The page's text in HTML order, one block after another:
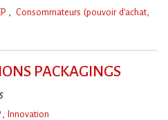
Consommateurs (pouvoir d’achat,
PACKAGINGS
Innovation